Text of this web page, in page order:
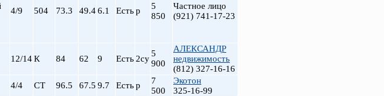
4/9 504 73.3 49.46.1 Естьр
5
850
Частное лицо
(921) 741-17-23
12/14К 84 62 9 Есть 2су
5
900
АЛЕКСАНДР
недвижимость
(812) 327-16-16
4/4 СТ 96.5 67.5 9.7 Естьр
7
500
Экотон
325-16-99